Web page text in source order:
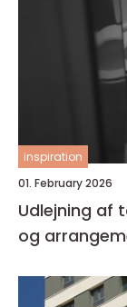
inspiration
01. February 2026
Udlejning af
og